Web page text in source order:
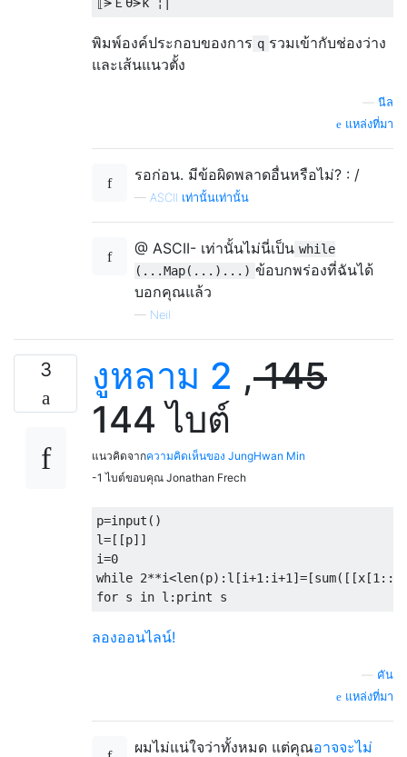
พิมพ์องค์ประกอบของการ q รวมเข้ากับช่องว่าง
และเส้นแนวตั้ง
นีล
แหล่งที่มา
รอก่อน. มีข้อผิดพลาดอื่นหรือไม่? : /
— ASCII เท่านั้นเท่านั้น
@ ASCII- เท่านั้นไม่นี่เป็น while
(...Map(...)...) ข้อบกพร่องที่ฉันได้
บอกคุณแล้ว
— Neil
3 งูหลาม 2 ,145
144 ไบต์
แนวคิดจากความคิดเห็นของ JungHwan Min
-1 ไบต์ขอบคุณ Jonathan Frech
p=input ()
l=[[p]]
i=0
while 2**i<len(p): l [i+1 : i+1 ]=[sum([[x [1 ::
for s in l : print s
ลองออนไลน์!
คัน
แหล่งที่มา
ผมไม่แน่ใจว่าทั้งหมด แต่คุณอาจจะไม่